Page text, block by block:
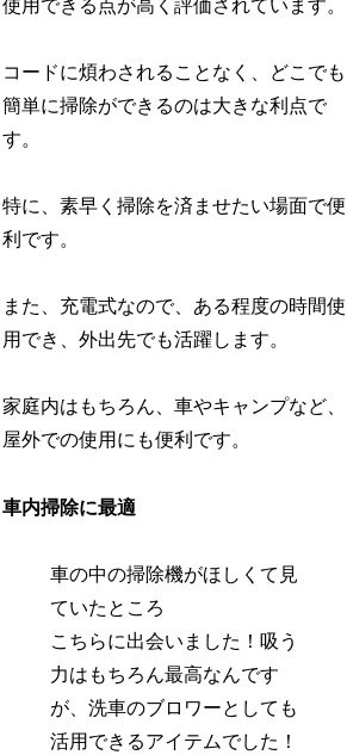
使用できる点が高く評価されています。
コードに煩わされることなく、どこでも
簡単に掃除ができるのは大きな利点で
す。
特に、素早く掃除を済ませたい場面で便
利です。
また、充電式なので、ある程度の時間使
用でき、外出先でも活躍します。
家庭内はもちろん、車やキャンプなど、
屋外での使用にも便利です。
車内掃除に最適
車の中の掃除機がほしくて見
ていたところ
こちらに出会いました！吸う
力はもちろん最高なんです
が、洗車のブロワーとしても
活用できるアイテムでした！